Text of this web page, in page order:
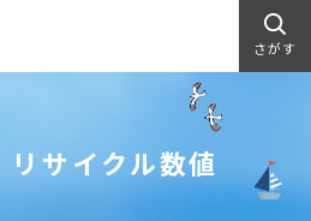
さがす
リサイクル数値